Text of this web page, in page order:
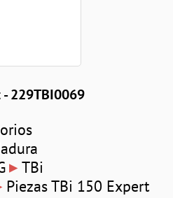
- 229TBI0069
▸ TBi
Piezas TBi 150 Expert